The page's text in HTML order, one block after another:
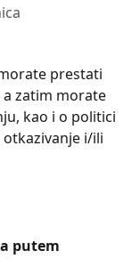
prestati
zatim morate
kao i o politici
i/ili
putem